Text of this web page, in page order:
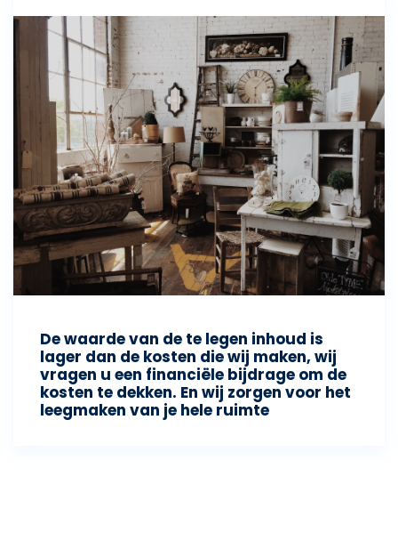
De waarde van de te legen inhoud is
lager dan de kosten die wij maken, wij
vragen u een financiële bijdrage om de
kosten te dekken. En wij zorgen voor het
leegmaken van je hele ruimte